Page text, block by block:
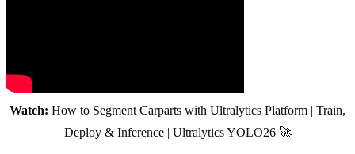
Watch: How to Segment Carparts with Ultralytics Platform | Train,
Deploy & Inference | Ultralytics YOLO26 🚀